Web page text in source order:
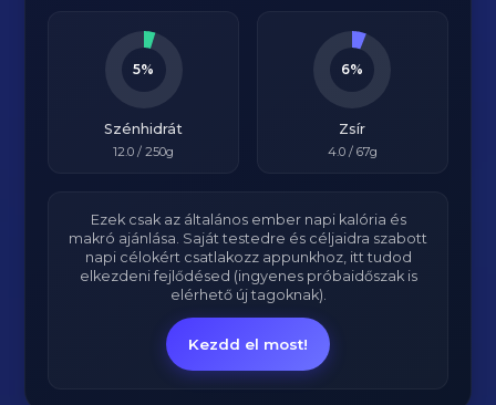
5%
Szénhidrát
12.0 / 250g
6%
Zsír
4.0/ 67g
Ezek csak az általános ember napi kalória és
makró ajánlása. Saját testedre és céljaidra szabott
napi célokért csatlakozz appunkhoz, itt tudod
elkezdeni fejlődésed (ingyenes próbaidőszak is
elérhető új tagoknak).
Kezdd el most!